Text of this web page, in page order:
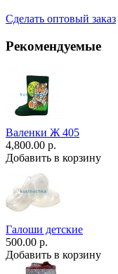
Сделать оптовый заказ
Рекомендуемые
Валенки Ж 405
4,800.00 р.
Добавить в корзину
Галоши детские
500.00 р.
Добавить в корзину